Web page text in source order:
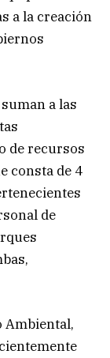
a la creación
a las
de recursos
consta de 4
de
Ambiental,